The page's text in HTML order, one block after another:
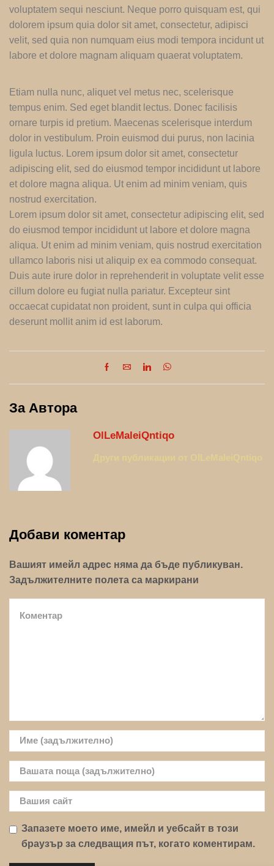
voluptatem sequi nesciunt. Neque porro quisquam est, qui
dolorem ipsum quia dolor sit amet, consectetur, adipisci
velit, sed quia non numquam eius modi tempora incidunt ut
labore et dolore magnam aliquam quaerat voluptatem.
Etiam nulla nunc, aliquet vel metus nec, scelerisque
tempus enim. Sed eget blandit lectus. Donec facilisis
ornare turpis id pretium. Maecenas scelerisque interdum
dolor in vestibulum. Proin euismod dui purus, non lacinia
ligula luctus. Lorem ipsum dolor sit amet, consectetur
adipiscing elit, sed do eiusmod tempor incididunt ut labore
et dolore magna aliqua. Ut enim ad minim veniam, quis
nostrud exercitation.
Lorem ipsum dolor sit amet, consectetur adipiscing elit, sed
do eiusmod tempor incididunt ut labore et dolore magna
aliqua. Ut enim ad minim veniam, quis nostrud exercitation
ullamco laboris nisi ut aliquip ex ea commodo consequat.
Duis aute irure dolor in reprehenderit in voluptate velit esse
cillum dolore eu fugiat nulla pariatur. Excepteur sint
occaecat cupidatat non proident, sunt in culpa qui officia
deserunt mollit anim id est laborum.
За Автора
OlLeMaleiQntiqo
Добави коментар
Вашият имейл адрес няма да бъде публикуван.
Задължителните полета са маркирани
Запазете моето име, имейл и уебсайт в този
браузър за следващия път, когато коментирам.